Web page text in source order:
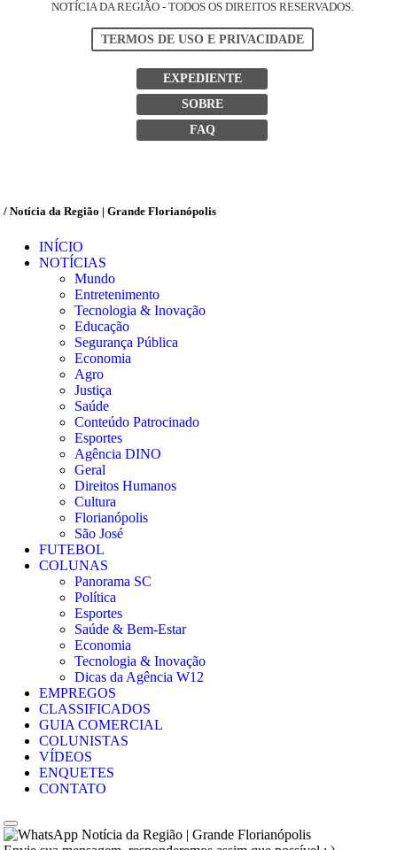
NOTÍCIA DA REGIÃO - TODOS OS DIREITOS RESERVADOS.
TERMOS DE USO E PRIVACIDADE
EXPEDIENTE
SOBRE
FAQ
/ Notícia da Região | Grande Florianópolis
INÍCIO
NOTÍCIAS
Mundo
Entretenimento
Tecnologia & Inovação
Educação
Segurança Pública
Economia
Agro
Justiça
Saúde
Conteúdo Patrocinado
Esportes
Agência DINO
Geral
Direitos Humanos
Cultura
Florianópolis
São José
FUTEBOL
COLUNAS
Panorama SC
Política
Esportes
Saúde & Bem-Estar
Economia
Tecnologia & Inovação
Dicas da Agência W12
EMPREGOS
CLASSIFICADOS
GUIA COMERCIAL
COLUNISTAS
VÍDEOS
ENQUETES
CONTATO
Notícia da Região | Grande Florianópolis